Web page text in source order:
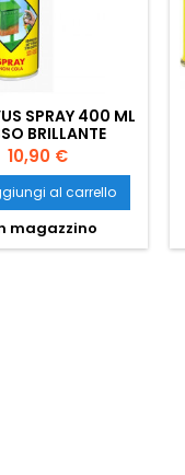
SPRAY 400 ML
BRILLANTE
Prezzo
10,90 €
al carrello
magazzino